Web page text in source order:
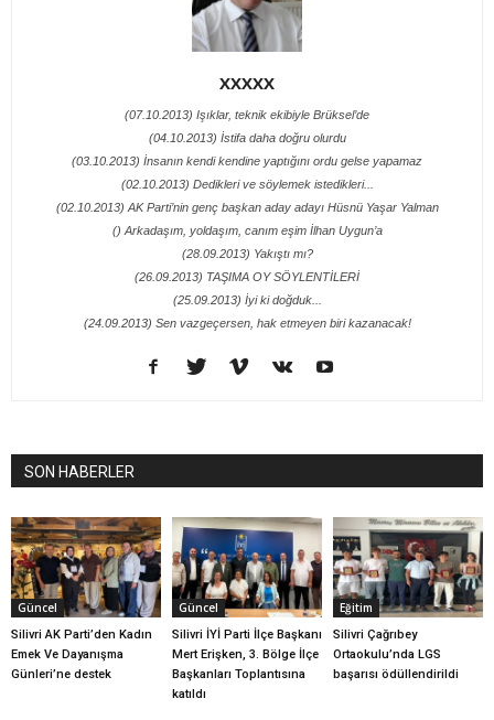
XXXXX
(07.10.2013) Işıklar, teknik ekibiyle Brüksel’de
(04.10.2013) İstifa daha doğru olurdu
(03.10.2013) İnsanın kendi kendine yaptığını ordu gelse yapamaz
(02.10.2013) Dedikleri ve söylemek istedikleri...
(02.10.2013) AK Parti’nin genç başkan aday adayı Hüsnü Yaşar Yalman
() Arkadaşım, yoldaşım, canım eşim İlhan Uygun’a
(28.09.2013) Yakıştı mı?
(26.09.2013) TAŞIMA OY SÖYLENTİLERİ
(25.09.2013) İyi ki doğduk...
(24.09.2013) Sen vazgeçersen, hak etmeyen biri kazanacak!
SON HABERLER
Güncel
Silivri AK Parti’den Kadın
Emek Ve Dayanışma
Günleri’ne destek
Güncel
Silivri İYİ Parti İlçe Başkanı
Mert Erişken, 3. Bölge İlçe
Başkanları Toplantısına
katıldı
Eğitim
Silivri Çağrıbey
Ortaokulu’nda LGS
başarısı ödüllendirildi